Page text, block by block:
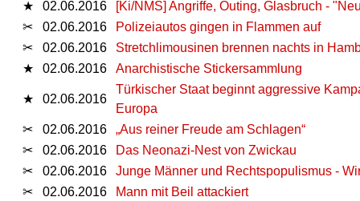
★
02.06.2016
[Ki/NMS] Angriffe, Outing, Glasbruch -
✂
02.06.2016
Polizeiautos gingen in Flammen auf
✂
02.06.2016
Stretchlimousinen brennen nachts in
★
02.06.2016 Anarchistische Stickersammlung
★ 02.06.2016
Türkischer Staat beginnt aggressive
Europa
✂
02.06.2016
„Aus reiner Freude am Schlagen“
✂
02.06.2016
Das Neonazi-Nest von Zwickau
✂
02.06.2016
Junge Männer und Rechtspopulismus -
✂
02.06.2016
Mann mit Beil attackiert